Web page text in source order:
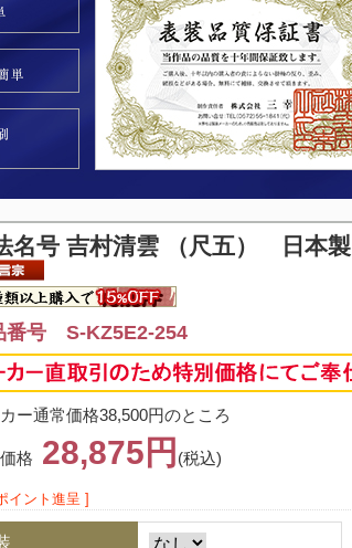
名号 吉村清雲 （尺五） 日本製
番号 S-KZ5E2-254
ー通常価格38,500円のところ
格 28,875円 (税込)
イント進呈 ]